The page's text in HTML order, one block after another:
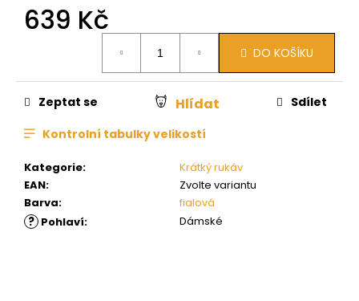
639 Kč
DO KOŠÍKU
Kategorie:
Krátký rukáv
EAN:
Zvolte variantu
Barva: fialová
? Pohlaví: Dámské
Zeptat se Hlídat Sdílet
Kontrolní tabulky velikostí